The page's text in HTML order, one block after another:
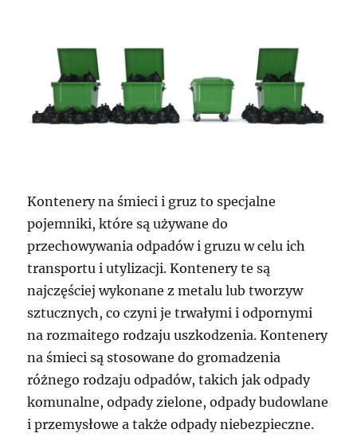
Kontenery na śmieci i gruz to specjalne
pojemniki, które są używane do
przechowywania odpadów i gruzu w celu ich
transportu i utylizacji. Kontenery te są
najczęściej wykonane z metalu lub tworzyw
sztucznych, co czyni je trwałymi i odpornymi
na rozmaitego rodzaju uszkodzenia. Kontenery
na śmieci są stosowane do gromadzenia
różnego rodzaju odpadów, takich jak odpady
komunalne, odpady zielone, odpady budowlane
i przemysłowe a także odpady niebezpieczne.